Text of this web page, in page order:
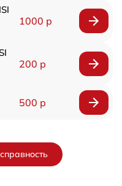
1000 р
200 р
500 р